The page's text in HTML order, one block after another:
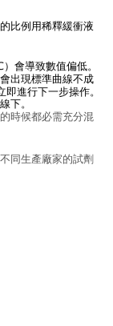
比例用稀釋緩衝液
會導致數值偏低。
出現標準曲線不成
進行下一步操作。
下。
時候都必需充分混
同生產廠家的試劑